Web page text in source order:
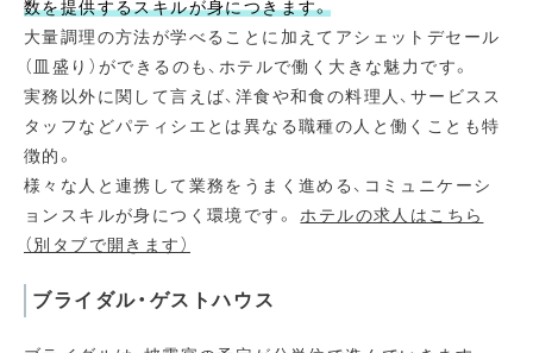
数を提供するスキルが身につきます。
大量調理の方法が学べることに加えてアシェットデセール
（皿盛り）ができるのも、ホテルで働く大きな魅力です。
実務以外に関して言えば、洋食や和食の料理人、サービスス
タッフなどパティシエとは異なる職種の人と働くことも特
徴的。
様々な人と連携して業務をうまく進める、コミュニケーシ
ョンスキルが身につく環境です。 ホテルの求人はこちら
（別タブで開きます）
ブライダル・ゲストハウス